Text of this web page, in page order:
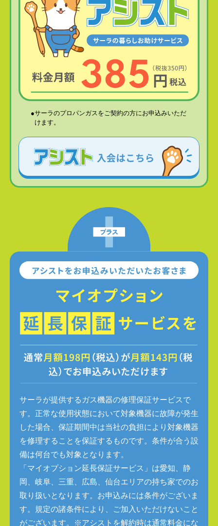
サーラのプロパンガスをご契約の方にお申込みいただ
けます。
サーラが提供するガス機器の修理保証サービスで
す。正常な使用状態において対象機器に故障が発生
した場合、保証期間中は当社の負担により対象機器
を修理することを保証するものです。条件が合う設
備は何台でも対象となります。
「マイオプション延長保証サービス」は愛知、静
岡、岐阜、三重、広島、仙台エリアの持ち家でのお
取り扱いとなります。お申込みには条件がございま
す。規定の諸条件により、ご加入いただけないこと
がございます。※アシストを解約時は通常料金にな